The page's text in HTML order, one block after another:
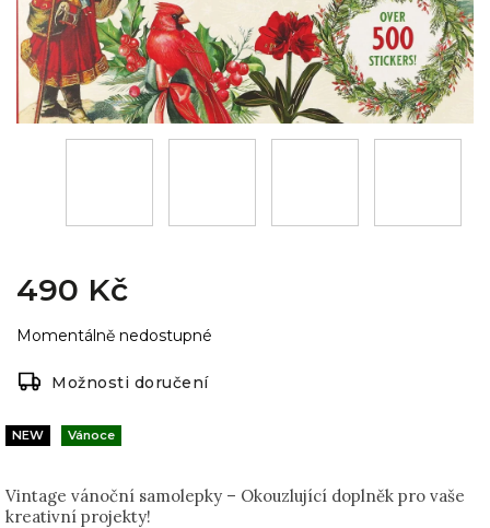
490 Kč
Momentálně nedostupné
Možnosti doručení
Vintage vánoční samolepky – Okouzlující doplněk pro vaše
kreativní projekty!
NEW Vánoce